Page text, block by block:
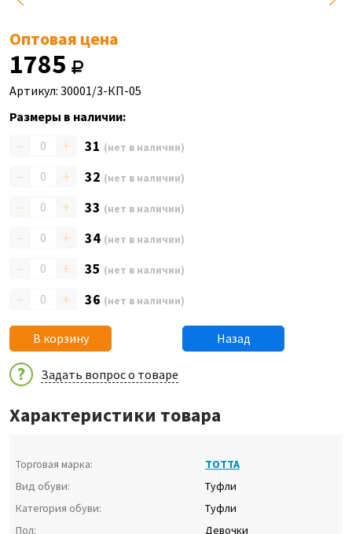
Оптовая цена
1785
Артикул: 30001/3-КП-05
Размеры в наличии:
– + 31 (нет в наличии)
– + 32 (нет в наличии)
– + 33 (нет в наличии)
– + 34 (нет в наличии)
– + 35 (нет в наличии)
– + 36 (нет в наличии)
В корзину Назад
Задать вопрос о товаре
Характеристики товара
Торговая марка:
ТОТТА
Вид обуви:
Туфли
Категория обуви:
Туфли
Пол:
Девочки